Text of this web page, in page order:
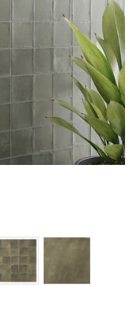
・石材
スタイリング
ン相談